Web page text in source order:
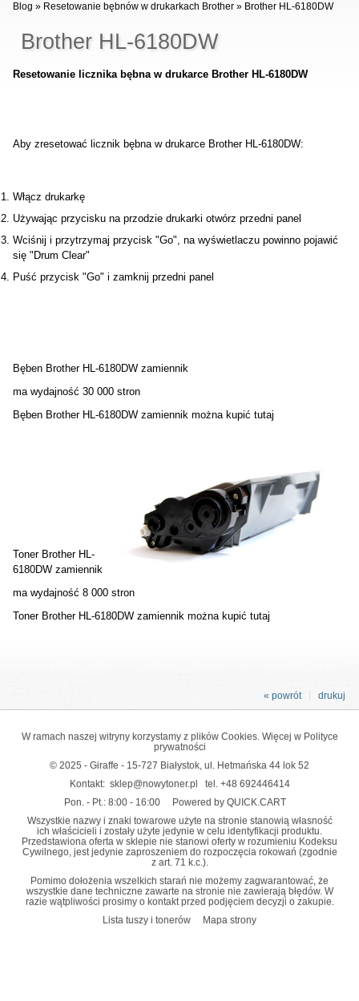
Brother HL-6180DW
Blog » Resetowanie bębnów w drukarkach Brother » Brother HL-6180DW
Resetowanie licznika bębna w drukarce Brother HL-6180DW
Aby zresetować licznik bębna w drukarce Brother HL-6180DW:
Włącz drukarkę
Używając przycisku na przodzie drukarki otwórz przedni panel
Wciśnij i przytrzymaj przycisk "Go", na wyświetlaczu powinno pojawić
się "Drum Clear"
Puść przycisk "Go" i zamknij przedni panel
Bęben Brother HL-6180DW zamiennik
ma wydajność 30 000 stron
Bęben Brother HL-6180DW zamiennik można kupićtutaj
Toner Brother HL-
6180DW zamiennik
ma wydajność 8 000 stron
Toner Brother HL-6180DW zamiennik można kupićtutaj
drukuj
« powrót
W ramach naszej witryny korzystamy z plików Cookies. Więcej w Polityce
prywatności
© 2025 - Giraffe - 15-727 Białystok, ul. Hetmańska 44 lok 52
Kontakt: sklep@nowytoner.pl tel. +48 692446414
Pon. - Pt.: 8:00 - 16:00
Powered by QUICK.CART
Wszystkie nazwy i znaki towarowe użyte na stronie stanowią własność
ich właścicieli i zostały użyte jedynie w celu identyfikacji produktu.
Przedstawiona oferta w sklepie nie stanowi oferty w rozumieniu Kodeksu
Cywilnego, jest jedynie zaproszeniem do rozpoczęcia rokowań (zgodnie
z art. 71 k.c.).
Pomimo dołożenia wszelkich starań nie możemy zagwarantować, że
wszystkie dane techniczne zawarte na stronie nie zawierają błędów. W
razie wątpliwości prosimy o kontakt przed podjęciem decyzji o zakupie.
Lista tuszy i tonerów
Mapa strony